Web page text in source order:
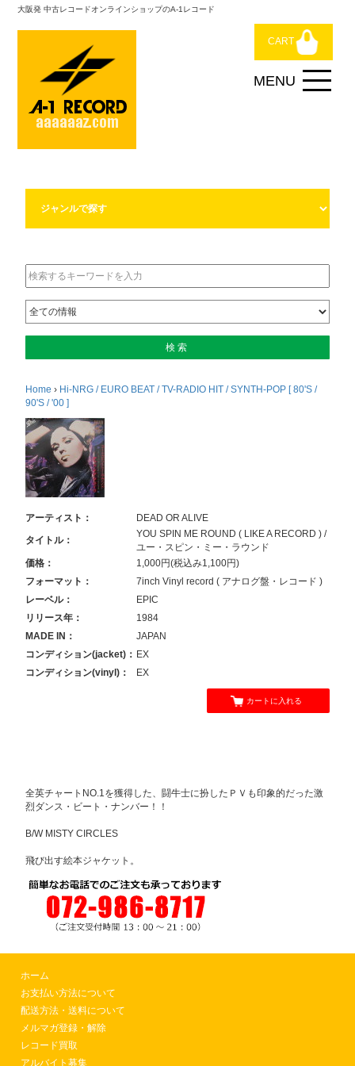
大阪発 中古レコードオンラインショップのA-1レコード
CART
Home › Hi-NRG / EURO BEAT / TV-RADIO HIT / SYNTH-POP [ 80'S /
90'S / '00 ]
アーティスト：
DEAD OR ALIVE
タイトル：
YOU SPIN ME ROUND ( LIKE A RECORD ) /
ユー・スピン・ミー・ラウンド
価格：
1,000円(税込み1,100円)
フォーマット：
7inch Vinyl record ( アナログ盤・レコード )
レーベル：
EPIC
リリース年：
1984
MADE IN：
JAPAN
コンディション(jacket)： EX
コンディション(vinyl)：
EX
カートに入れる
全英チャートNO.1を獲得した、闘牛士に扮したＰＶも印象的だった激
烈ダンス・ビート・ナンバー！！
B/W MISTY CIRCLES
飛び出す絵本ジャケット。
ホーム
お支払い方法について
配送方法・送料について
メルマガ登録・解除
レコード買取
アルバイト募集